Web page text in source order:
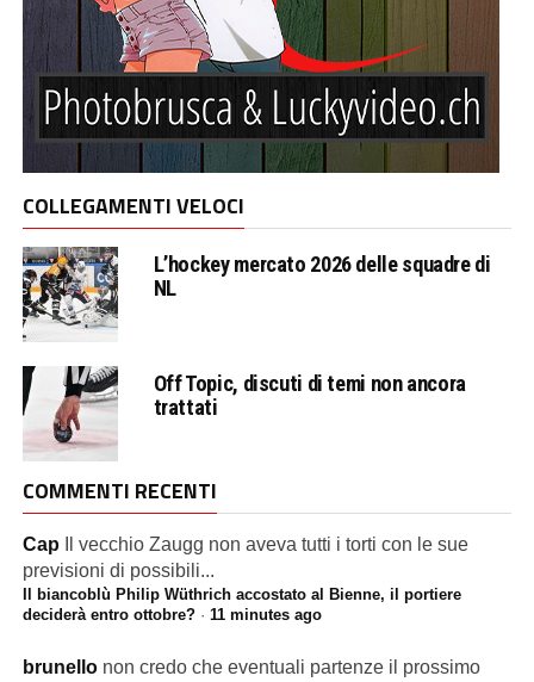
COLLEGAMENTI VELOCI
L’hockey mercato 2026 delle squadre di
NL
Off Topic, discuti di temi non ancora
trattati
COMMENTI RECENTI
Cap
Il vecchio Zaugg non aveva tutti i torti con le sue
previsioni di possibili...
Il biancoblù Philip Wüthrich accostato al Bienne, il portiere
deciderà entro ottobre?· 11 minutes ago
brunello non credo che eventuali partenze il prossimo